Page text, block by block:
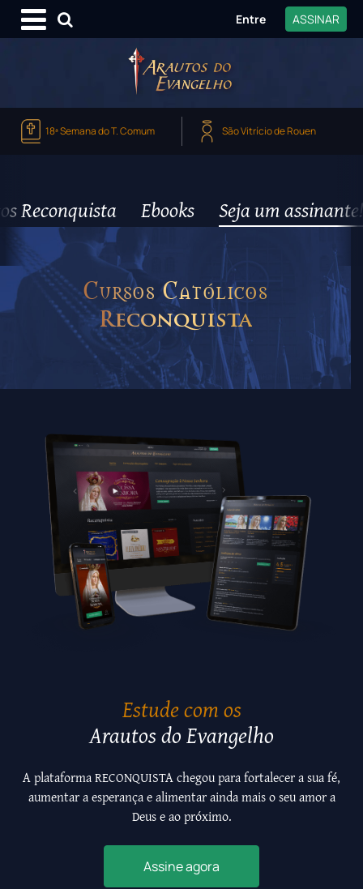
Entre ASSINAR
18ª Semana do T. Comum São Vitrício de Rouen
Reconquista Ebooks Seja um assinante!
Cursos Católicos
Reconquista
Estude com os
Arautos do Evangelho
A plataforma RECONQUISTA chegou para fortalecer a sua fé,
aumentar a esperança e alimentar ainda mais o seu amor a
Deus e ao próximo.
Assine agora